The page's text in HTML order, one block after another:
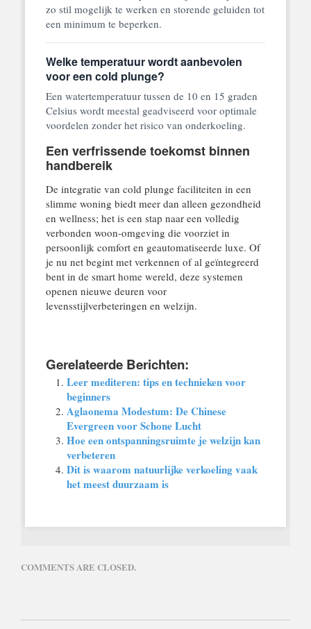
zo stil mogelijk te werken en storende geluiden tot
een minimum te beperken.
Welke temperatuur wordt aanbevolen
voor een cold plunge?
Een watertemperatuur tussen de 10 en 15 graden
Celsius wordt meestal geadviseerd voor optimale
voordelen zonder het risico van onderkoeling.
Een verfrissende toekomst binnen
handbereik
De integratie van cold plunge faciliteiten in een
slimme woning biedt meer dan alleen gezondheid
en wellness; het is een stap naar een volledig
verbonden woon-omgeving die voorziet in
persoonlijk comfort en geautomatiseerde luxe. Of
je nu net begint met verkennen of al geïntegreerd
bent in de smart home wereld, deze systemen
openen nieuwe deuren voor
levensstijlverbeteringen en welzijn.
Gerelateerde Berichten:
Leer mediteren: tips en technieken voor
beginners
Aglaonema Modestum: De Chinese
Evergreen voor Schone Lucht
Hoe een ontspanningsruimte je welzijn kan
verbeteren
Dit is waarom natuurlijke verkoeling vaak
het meest duurzaam is
COMMENTS ARE CLOSED.